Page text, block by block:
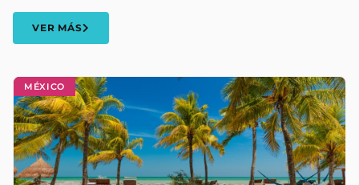
MÉXICO
VER MÁS